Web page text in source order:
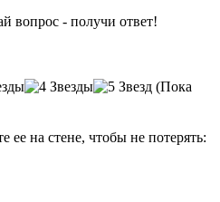
вопрос - получи ответ!
(Пока
ее на стене, чтобы не потерять: